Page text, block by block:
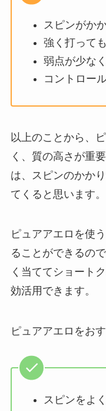
スピンがか
強く打って
弱点が少な
コントロー
以上のことから、
く、質の高さが重
は、スピンのかか
てくると思います。
ピュアアエロを使
ることができるの
く当ててショート
効活用できます。
ピュアアエロをお
スピンをよ